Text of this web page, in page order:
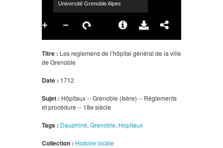
Titre : Les reglemens de l’hôpital général de la ville
de Grenoble
Date : 1712
Sujet : Hôpitaux -- Grenoble (Isère) -- Règlements
et procédure -- 18e siècle
Tags : Dauphiné, Grenoble, Hopitaux
Collection : Histoire locale